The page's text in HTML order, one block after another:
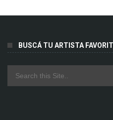
BUSCÁ TU ARTISTA